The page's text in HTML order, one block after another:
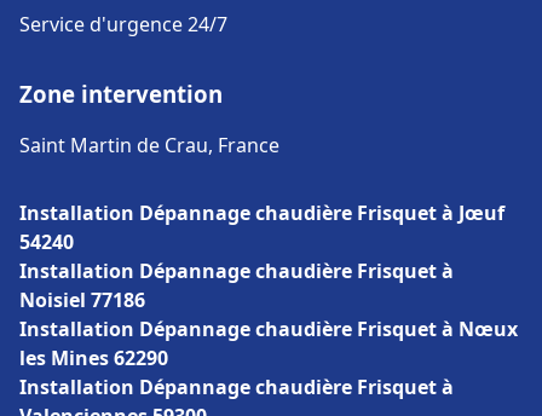
Service d'urgence 24/7
Zone intervention
Saint Martin de Crau, France
Installation Dépannage chaudière Frisquet à Jœuf
54240
Installation Dépannage chaudière Frisquet à
Noisiel 77186
Installation Dépannage chaudière Frisquet à Nœux
les Mines 62290
Installation Dépannage chaudière Frisquet à